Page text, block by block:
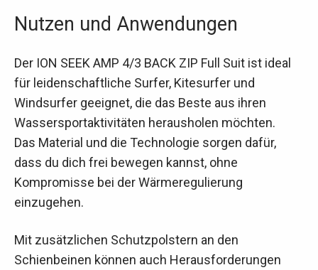
Nutzen und Anwendungen
Der ION SEEK AMP 4/3 BACK ZIP Full Suit ist ideal
für leidenschaftliche Surfer, Kitesurfer und
Windsurfer geeignet, die das Beste aus ihren
Wassersportaktivitäten herausholen möchten.
Das Material und die Technologie sorgen dafür,
dass du dich frei bewegen kannst, ohne
Kompromisse bei der Wärmeregulierung
einzugehen.
Mit zusätzlichen Schutzpolstern an den
Schienbeinen können auch Herausforderungen